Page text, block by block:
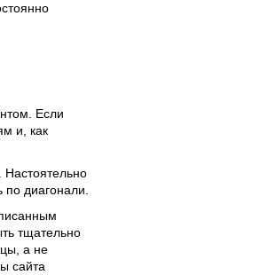
Если
и, как
диагонали.
тщательно
а не
сайта